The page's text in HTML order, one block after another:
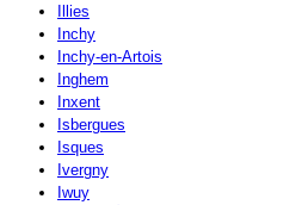
Illies
Inchy
Inchy-en-Artois
Inghem
Inxent
Isbergues
Isques
Ivergny
Iwuy